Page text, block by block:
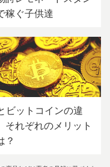
稼ぐ子供達
ビットコインの違
それぞれのメリット
？